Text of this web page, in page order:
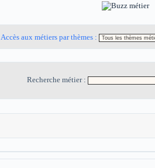
Accès aux métiers par thèmes :
Recherche métier :